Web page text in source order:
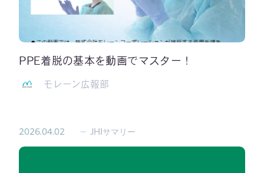
PPE着脱の基本を動画でマスター！
モレーン広報部
2026.04.02 JHIサマリー